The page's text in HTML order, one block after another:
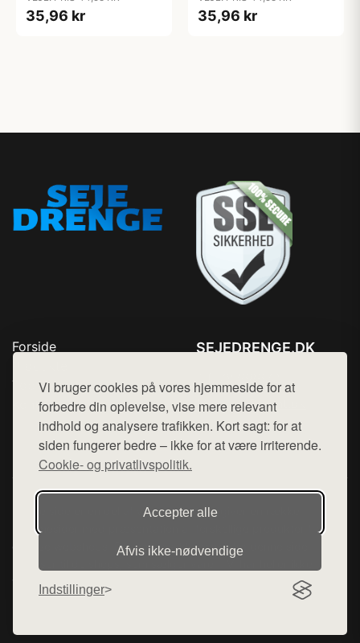
Vi bruger cookies på vores hjemmeside for at
forbedre din oplevelse, vise mere relevant
indhold og analysere trafikken. Kort sagt: for at
siden fungerer bedre – ikke for at være irriterende.
Cookie- og privatlivspolitik.
Accepter alle
Afvis ikke‑nødvendige
Indstillinger
35,96 kr 35,96 kr
Forside
Top Rabatter
Kontakt
SEJEDRENGE.DK
Mail: hej@want.dk
Cookie- og privatlivspolitik
Denne side er en del af want.dk, der udgiver en række
hjemmesider med præsentation af forskellige produkter fra
diverse webshops. Der sælges ikke varer fra denne side - vi
henviser til de shops, som sælger varen. Vi har heller ikke
varerne på lager.